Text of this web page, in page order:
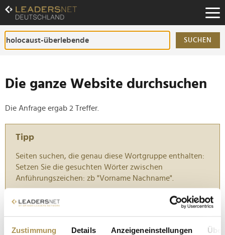
Zustimmung Details Anzeigeneinstellungen
Zum
Inhalt
Zur
Fußzeilen-
Navigation
SUCHEN
Die ganze Website durchsuchen
Die Anfrage ergab 2 Treffer.
Tipp
Seiten suchen, die genau diese Wortgruppe enthalten:
Setzen Sie die gesuchten Wörter zwischen
Anführungszeichen: zb "Vorname Nachname".